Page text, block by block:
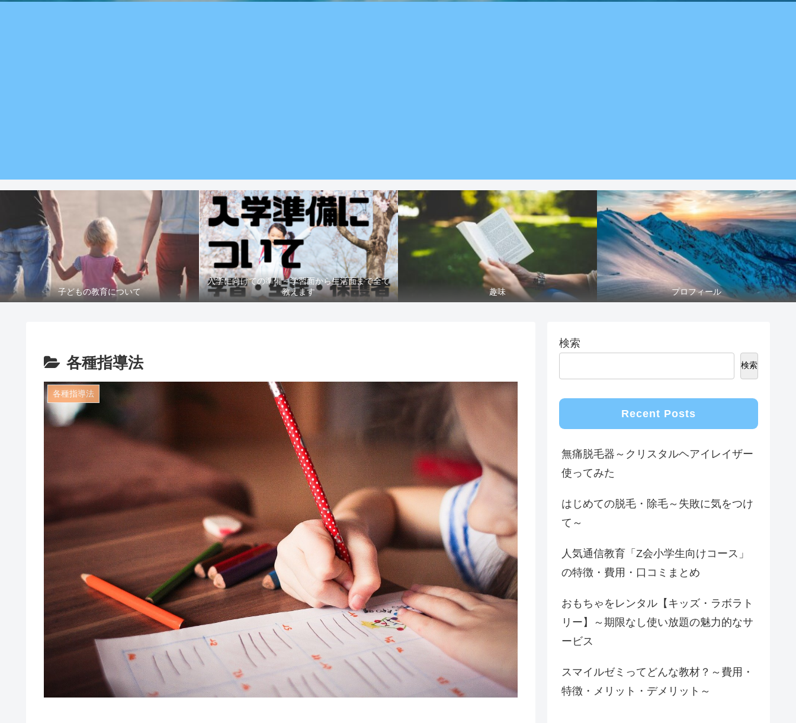
子どもの教育について
入学に向けての準備～学習面から生活面まで全て
教えます
趣味 プロフィール
各種指導法
各種指導法
検索
検索
Recent Posts
無痛脱毛器～クリスタルヘアイレイザー
使ってみた
はじめての脱毛・除毛～失敗に気をつけ
て～
人気通信教育「Z会小学生向けコース」
の特徴・費用・口コミまとめ
おもちゃをレンタル【キッズ・ラボラト
リー】～期限なし使い放題の魅力的なサ
ービス
スマイルゼミってどんな教材？～費用・
特徴・メリット・デメリット～